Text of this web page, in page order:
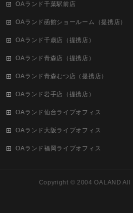
OAランド千葉駅前店
OAランド函館ショールーム（提携店）
OAランド千歳店（提携店）
OAランド青森店（提携店）
OAランド青森むつ店（提携店）
OAランド岩手店（提携店）
OAランド仙台ライブオフィス
OAランド大阪ライブオフィス
OAランド福岡ライブオフィス
Copyright © 2004 OALAND All